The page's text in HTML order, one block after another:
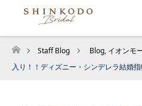
ホーム
Staff Blog Blog, イオンモ
入り！！ディズニー・シンデレラ結婚